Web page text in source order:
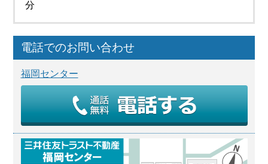
分
電話でのお問い合わせ
福岡センター